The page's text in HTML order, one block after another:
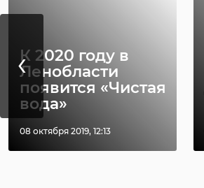
К 2020 году в
Ленобласти
появится «Чистая
вода»
08 октября 2019, 12:13
‹